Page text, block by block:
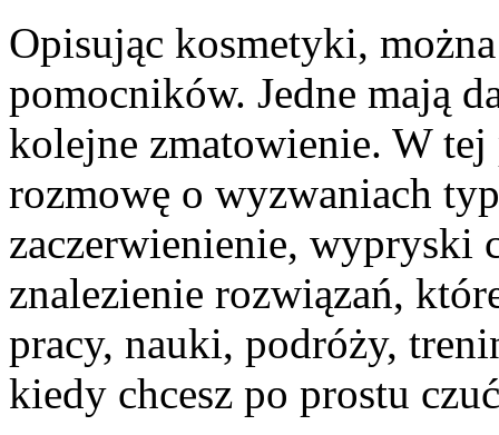
Opisując kosmetyki,
pomocników. Jedne mają
kolejne zmatowienie. W tej
rozmowę o wyzwaniach
zaczerwienienie, wypryski
znalezienie rozwiązań,
pracy, nauki, podróży,
kiedy chcesz po prostu